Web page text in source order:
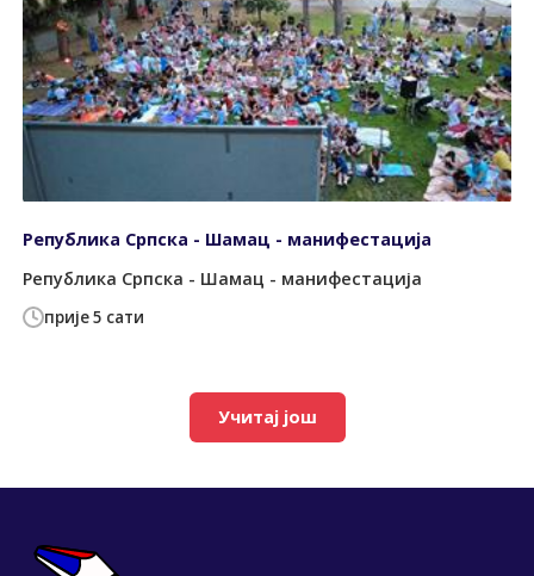
прије 5 сати
Република Српска - Шамац - манифестација
Република Српска - Шамац - манифестација
Учитај још